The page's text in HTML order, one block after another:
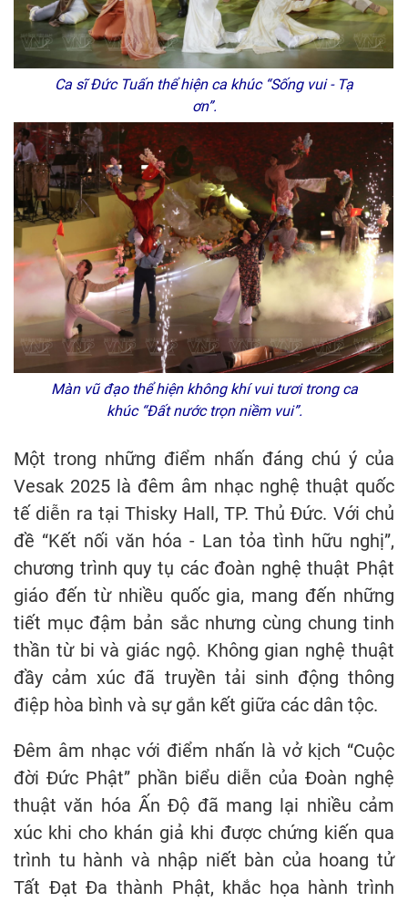
Ca sĩ Đức Tuấn thể hiện ca khúc “Sống vui - Tạ
ơn”.
Màn vũ đạo thể hiện không khí vui tươi trong ca
khúc “Đất nước trọn niềm vui”.
Một trong những điểm nhấn đáng chú ý của
Vesak 2025 là đêm âm nhạc nghệ thuật quốc
tế diễn ra tại Thisky Hall, TP. Thủ Đức. Với chủ
đề “Kết nối văn hóa - Lan tỏa tình hữu nghị”,
chương trình quy tụ các đoàn nghệ thuật Phật
giáo đến từ nhiều quốc gia, mang đến những
tiết mục đậm bản sắc nhưng cùng chung tinh
thần từ bi và giác ngộ. Không gian nghệ thuật
đầy cảm xúc đã truyền tải sinh động thông
điệp hòa bình và sự gắn kết giữa các dân tộc.
Đêm âm nhạc với điểm nhấn là vở kịch “Cuộc
đời Đức Phật” phần biểu diễn của Đoàn nghệ
thuật văn hóa Ấn Độ đã mang lại nhiều cảm
xúc khi cho khán giả khi được chứng kiến qua
trình tu hành và nhập niết bàn của hoang tử
Tất Đạt Đa thành Phật, khắc họa hành trình